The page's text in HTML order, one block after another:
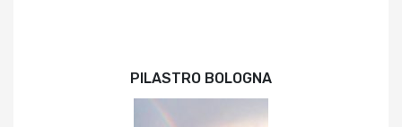
PILASTRO BOLOGNA